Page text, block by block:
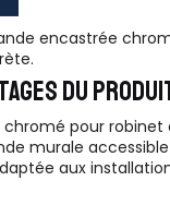
encastrée
DU
chromé pour robinet
murale
aux